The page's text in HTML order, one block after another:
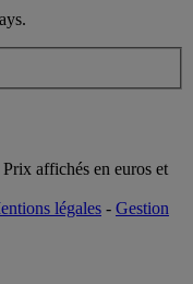
affichés en euros et
légales - Gestion